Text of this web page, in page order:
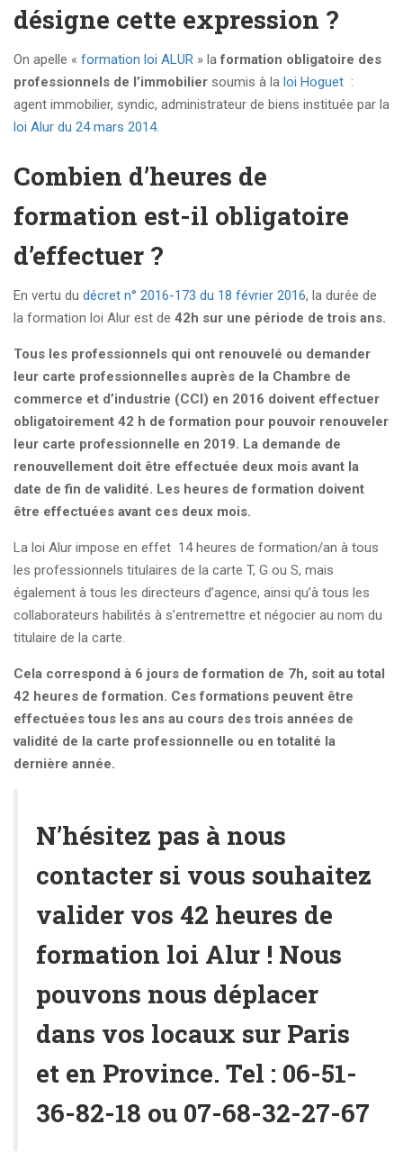
désigne cette expression ?
On apelle « formation loi ALUR » laformation obligatoire des
professionnels de l’immobilier soumis à la loi Hoguet :
agent immobilier, syndic, administrateur de biens instituée par la
loi Alur du 24 mars 2014.
Combien d’heures de
formation est-il obligatoire
d’effectuer ?
En vertu du décret n° 2016-173 du 18 février 2016, la durée de
la formation loi Alur est de 42h sur une période de trois ans.
Tous les professionnels qui ont renouvelé ou demander
leur carte professionnelles auprès de la Chambre de
commerce et d’industrie (CCI) en 2016 doivent effectuer
obligatoirement 42 h de formation pour pouvoir renouveler
leur carte professionnelle en 2019. La demande de
renouvellement doit être effectuée deux mois avant la
date de fin de validité. Les heures de formation doivent
être effectuées avant ces deux mois.
La loi Alur impose en effet 14 heures de formation/an à tous
les professionnels titulaires de la carte T, G ou S, mais
également à tous les directeurs d’agence, ainsi qu’à tous les
collaborateurs habilités à s’entremettre et négocier au nom du
titulaire de la carte.
Cela correspond à 6 jours de formation de 7h, soit au total
42 heures de formation. Ces formations peuvent être
effectuées tous les ans au cours des trois années de
validité de la carte professionnelle ou en totalité la
dernière année.
N’hésitez pas à nous
contacter si vous souhaitez
valider vos 42 heures de
formation loi Alur ! Nous
pouvons nous déplacer
dans vos locaux sur Paris
et en Province. Tel : 06-51-
36-82-18 ou 07-68-32-27-67